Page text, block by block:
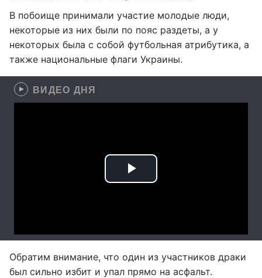
В побоище принимали участие молодые люди,
некоторые из них были по пояс раздеты, а у
некоторых была с собой футбольная атрибутика, а
также национальные флаги Украины.
ВИДЕО ДНЯ
Обратим внимание, что один из участников драки
был сильно избит и упал прямо на асфальт.